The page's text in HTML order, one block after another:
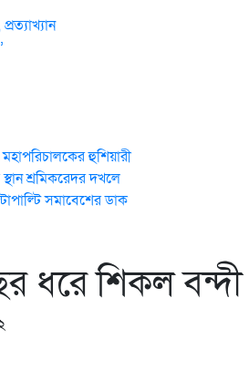
হুশিয়ারী
শ্রমিকরেদর দখলে
সমাবেশের ডাক
ধরে শিকল বন্দী